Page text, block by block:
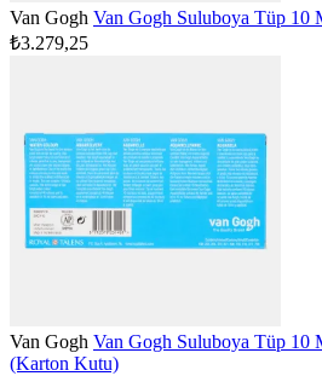
Van Gogh Van Gogh Suluboya Tüp 10
₺3.279,25
Van Gogh Van Gogh Suluboya Tüp 10
(Karton Kutu)